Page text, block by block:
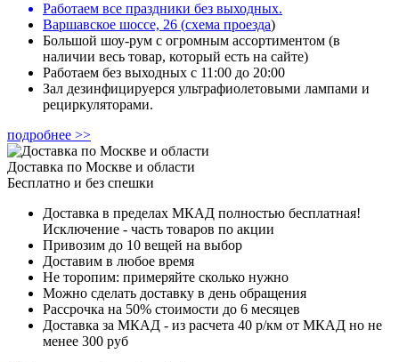
Работаем все праздники без выходных.
Варшавское шоссе, 26 (схема проезда)
Большой шоу-рум с огромным ассортиментом (в
наличии весь товар, который есть на сайте)
Работаем без выходных с 11:00 до 20:00
Зал дезинфицируерся ультрафиолетовыми лампами и
рециркуляторами.
подробнее >>
Доставка по Москве и области
Бесплатно и без спешки
Доставка в пределах МКАД полностью бесплатная!
Исключение - часть товаров по акции
Привозим до 10 вещей на выбор
Доставим в любое время
Не торопим: примеряйте сколько нужно
Можно сделать доставку в день обращения
Рассрочка на 50% стоимости до 6 месяцев
Доставка за МКАД - из расчета 40 р/км от МКАД но не
менее 300 руб